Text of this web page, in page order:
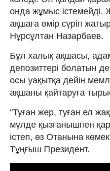
онда жұмыс
ақшаға өмір сүріп
Нұрсұлтан Назарбаев.
Бұл халық ақшасы,
депозиттері болатын
осы уақытқа дейін
ақшаны қайтаруға
"Туған жер, туған ел
мүлде қызғанышпен
істеп, өз Отанына
Тұңғыш Президент.